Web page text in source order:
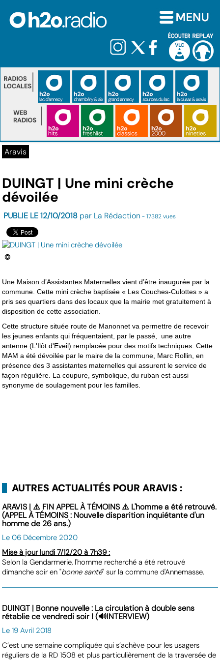
Aravis
DUINGT | Une mini crèche
dévoilée
PUBLIE LE 12/10/2018 par La Rédaction - 17382 vues
©
Une Maison d’Assistantes Maternelles vient d’être inaugurée par la
commune. Cette mini crèche baptisée « Les Couches-Culottes » a
pris ses quartiers dans des locaux que la mairie met gratuitement à
disposition de cette association.
Cette structure située route de Manonnet va permettre de recevoir
les jeunes enfants qui fréquentaient, par le passé, une autre
antenne (L'Ilôt d'Eveil) remplacée pour des motifs techniques. Cette
MAM a été dévoilée par le maire de la commune, Marc Rollin, en
présence des 3 assistantes maternelles qui assurent le service de
façon régulière. La coupure, symbolique, du ruban est aussi
synonyme de soulagement pour les familles.
AUTRES ACTUALITÉS POUR ARAVIS :
ARAVIS | ⚠️ FIN APPEL À TÉMOINS ⚠️ L'homme a été retrouvé.
(APPEL À TÉMOINS : Nouvelle disparition inquiétante d'un
homme de 26 ans.)
Le 06 Décembre 2020
Mise à jour lundi 7/12/20 à 7h39 :
Selon la Gendarmerie, l'homme recherché a été retrouvé
dimanche soir en "bonne santé" sur la commune d'Annemasse.
DUINGT | Bonne nouvelle : La circulation à double sens
rétablie ce vendredi soir ! (🔊INTERVIEW)
Le 19 Avril 2018
C’est une semaine compliquée qui s’achève pour les usagers
réguliers de la RD 1508 et plus particulièrement de la traversée de